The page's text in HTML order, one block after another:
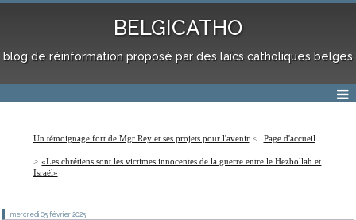
BELGICATHO
blog de réinformation proposé par des laïcs catholiques belges
Un témoignage fort de Mgr Rey et ses projets pour l'avenir Page d'accueil
«Les chrétiens sont les victimes innocentes de la guerre entre le Hezbollah et
Israël»
mercredi 05 février 2025